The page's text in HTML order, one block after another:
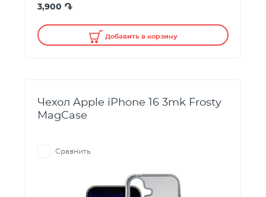
3,900 ֏
Добавить в корзину
Чехол Apple iPhone 16 3mk Frosty
MagCase
Сравнить